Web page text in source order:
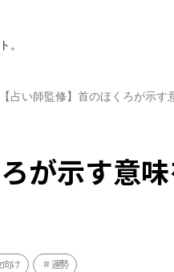
。
【占い師監修】首のほくろが示
が示す意
向け 運勢